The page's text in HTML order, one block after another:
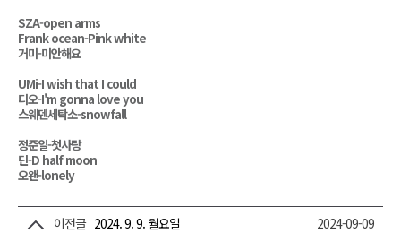
SZA-open arms
Frank ocean-Pink white
거미-미안해요
UMi-I wish that I could
디오-I'm gonna love you
스웨덴세탁소-snowfall
정준일-첫사랑
딘-D half moon
오왠-lonely
이전글 2024. 9. 9. 월요일 2024-09-09